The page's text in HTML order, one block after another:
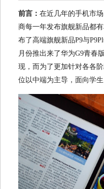
前言： 在近几年的手机市
商每一年发布旗舰新品都
布了高端旗舰新品P9与
月份推出来了华为G9青春
现，而为了更加针对各各
位以中端为主导，面向学